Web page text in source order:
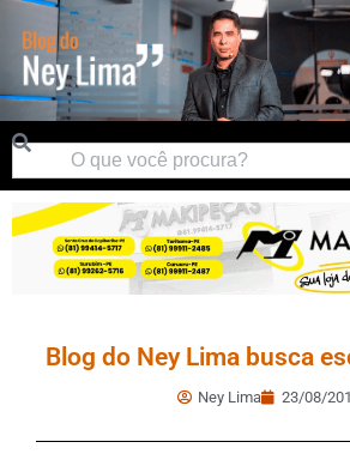
Blog do Ney Lima busca
Ney Lima 23/08/